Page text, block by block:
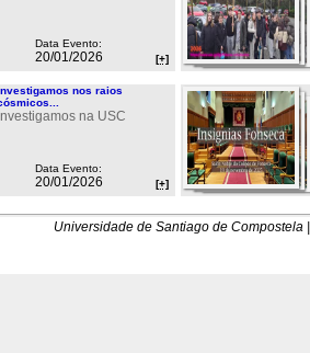
Data Evento:
20/01/2026 [+]
nos raios
Investigamos na USC
Data Evento:
20/01/2026 [+]
Universidade de Santiago de